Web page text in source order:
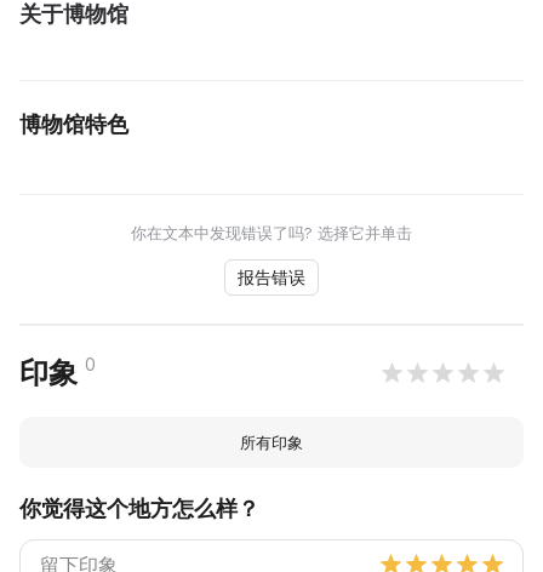
关于博物馆
博物馆特色
你在文本中发现错误了吗? 选择它并单击
报告错误
印象 0
所有印象
你觉得这个地方怎么样？